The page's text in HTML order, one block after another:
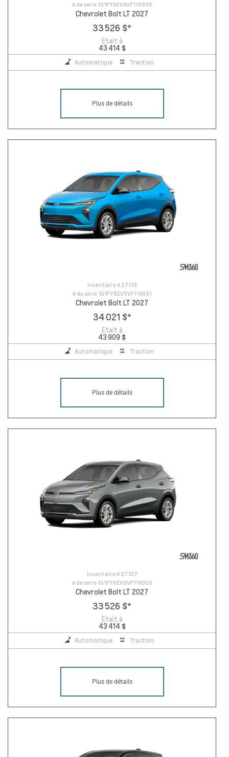
# de série 1G1FY6EVXVF118855
Chevrolet Bolt LT 2027
33 526 $*
Etait à
43 414 $
Automatique Traction
Plus de détails
Inventaire # 27119
# de série 1G1FY6EV5VF114681
Chevrolet Bolt LT 2027
34 021 $*
Etait à
43 909 $
Automatique Traction
Plus de détails
Inventaire # 27107
# de série 1G1FY6EV9VF118300
Chevrolet Bolt LT 2027
33 526 $*
Etait à
43 414 $
Automatique Traction
Plus de détails